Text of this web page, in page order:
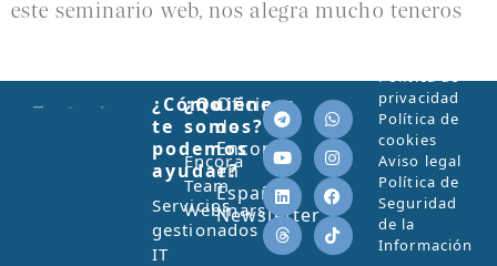
este seminario web, nos alegra mucho teneros
¿Cómo
te
podemos
ayudar?
Servicios
gestionados
IT
¿Quiénes
somos?
Encora
Team
Webinars
Oficinas
de
Encora
en
España
Newsletter
Política de
privacidad
Política de
cookies
Aviso legal
Política de
Seguridad
de la
Información